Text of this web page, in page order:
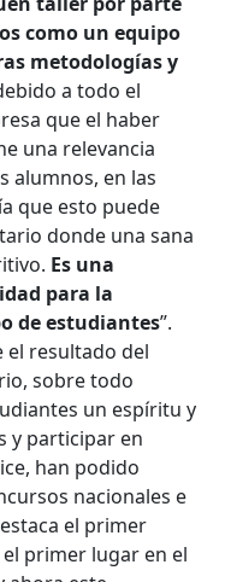
como un equipo
metodologías y
a todo el
que el haber
una relevancia
alumnos, en las
que esto puede
donde una sana
Es una
para la
de estudiantes”.
el resultado del
sobre todo
un espíritu y
y participar en
han podido
nacionales e
el primer
el primer lugar en el